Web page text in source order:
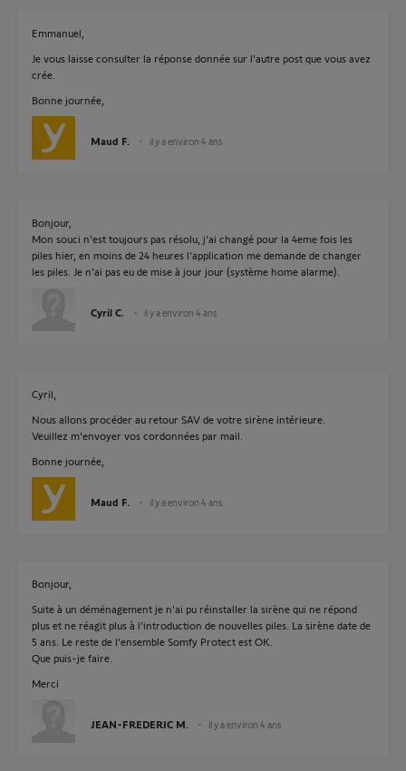
Emmanuel,
Je vous laisse consulter la réponse donnée sur l'autre post que vous avez
crée.
Bonne journée,
Maud F. il y a environ 4 ans
Bonjour,
Mon souci n'est toujours pas résolu, j'ai changé pour la 4eme fois les
piles hier, en moins de 24 heures l'application me demande de changer
les piles. Je n'ai pas eu de mise à jour jour (système home alarme).
Cyril C. il y a environ 4 ans
Cyril,
Nous allons procéder au retour SAV de votre sirène intérieure.
Veuillez m'envoyer vos cordonnées par mail.
Bonne journée,
Maud F. il y a environ 4 ans
Bonjour,
Suite à un déménagement je n'ai pu réinstaller la sirène qui ne répond
plus et ne réagit plus à l'introduction de nouvelles piles. La sirène date de
5 ans. Le reste de l'ensemble Somfy Protect est OK.
Que puis-je faire.
Merci
JEAN-FREDERIC M. il y a environ 4 ans